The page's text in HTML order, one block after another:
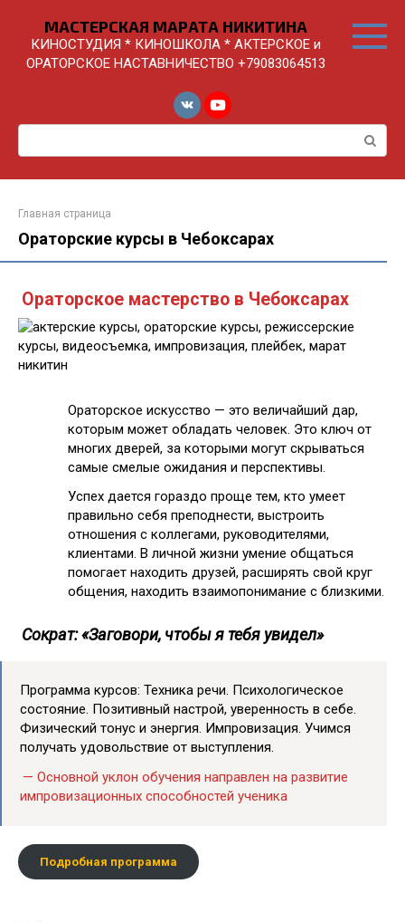
контенту
МАСТЕРСКАЯ МАРАТА НИКИТИНА
КИНОСТУДИЯ * КИНОШКОЛА * АКТЕРСКОЕ и
ОРАТОРСКОЕ НАСТАВНИЧЕСТВО +79083064513
Поиск:
Главная страница
Ораторские курсы в Чебоксарах
Ораторское мастерство в Чебоксарах
Ораторское искусство — это величайший дар,
которым может обладать человек. Это ключ от
многих дверей, за которыми могут скрываться
самые смелые ожидания и перспективы.
Успех дается гораздо проще тем, кто умеет
правильно себя преподнести, выстроить
отношения с коллегами, руководителями,
клиентами. В личной жизни умение общаться
помогает находить друзей, расширять свой круг
общения, находить взаимопонимание с близкими.
Сократ: «Заговори, чтобы я тебя увидел»
Программа курсов: Техника речи. Психологическое
состояние. Позитивный настрой, уверенность в себе.
Физический тонус и энергия. Импровизация. Учимся
получать удовольствие от выступления.
— Основной уклон обучения направлен на развитие
импровизационных способностей ученика
Подробная программа